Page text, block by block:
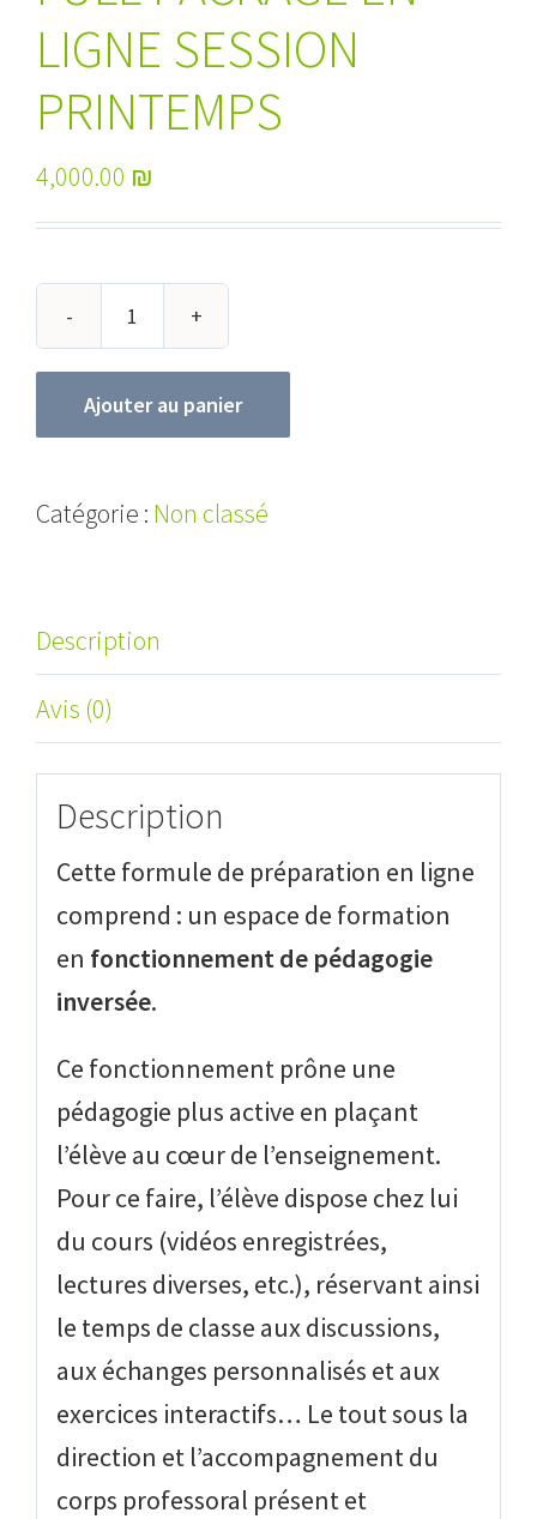
LIGNE SESSION
PRINTEMPS
4,000.00 ₪
de
FULL
EN
PRINTEMPS
Ajouter au panier
Catégorie : Non classé
Description
Avis (0)
Description
Cette formule de préparation en ligne
comprend : un espace de formation
en fonctionnement de pédagogie
inversée.
Ce fonctionnement prône une
pédagogie plus active en plaçant
l’élève au cœur de l’enseignement.
Pour ce faire, l’élève dispose chez lui
du cours (vidéos enregistrées,
lectures diverses, etc.), réservant ainsi
le temps de classe aux discussions,
aux échanges personnalisés et aux
exercices interactifs… Le tout sous la
direction et l’accompagnement du
corps professoral présent et